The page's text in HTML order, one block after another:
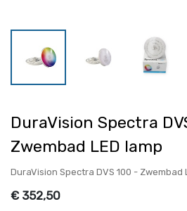
DuraVision Spectra
Zwembad LED lamp
DuraVision Spectra DVS 100 - Zwembad
€ 352,50